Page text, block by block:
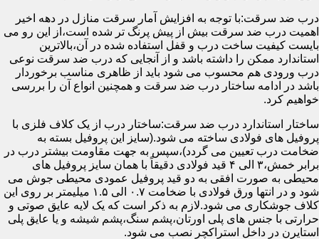
درب ضد سرقت:با توجه به افزایش آمار سرقت منازل در دهه اخیر
اهمیت درب ضد سرقت بیش از پیش پرنگ تر شده است،از این رو می
بایست کیفیت ساخت درب و قفل استفاده شده در آن،بالاترین
استاندارد ممکن را داشته باشد و از آنجایی که درب ضد سرقت نوعی
درب ورودی هم محسوب می شود باید از ظاهری مناسب برخوردار
باشد در ادامه ساختار درب ضد سرقت و همچنین انواع آن را بررسی
خواهیم کرد.
ساختار استاندارد درب ضد سرقت:ساختار درب از یک کلاف فلزی با
پروفیل های فولادی ساخته می شود.(سایز این پروفیل بسته به
ضخامت درب تعیین می گردد)،سپس به جهت مقاومت بیشتر درب در
برابر خمش،۳ الی ۴ قید فولادی دقیقاً با همان سایز پروفیل های
محیطی به صورت افقی به دو قید پروفیل عمودی محیطی جوش می
شود و در انتها ورق فولادی با ضخامت ۰.۷ الی ۱.۵ میلیمتر بر روی این
کلاف جوشکاری می شود.لازم به ذکر است که یک لایه عایق صوتی و
حرارتی با جنس های پلی اورتان،پشم سنگ،پشم شیشه و یا عایق پلی
استایرن در داخل استراکچر نصب می شود.